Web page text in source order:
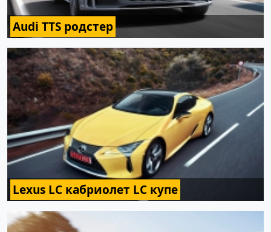
Audi TTS родстер
Lexus LC кабриолет LC купе